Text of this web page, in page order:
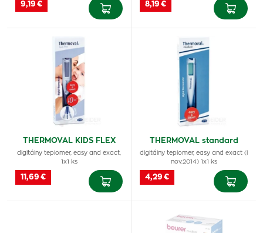
9,19 € 8,19 €
THERMOVAL KIDS FLEX
digitálny teplomer, easy and exact,
1x1 ks
11,69 €
THERMOVAL standard
digitálny teplomer, easy and exact (i
nov.2014) 1x1 ks
4,29 €